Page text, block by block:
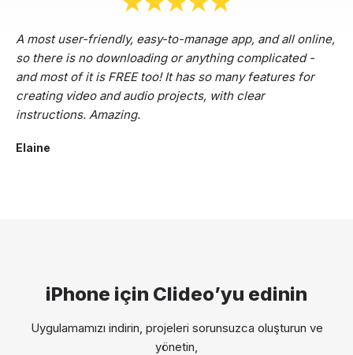
A most user-friendly, easy-to-manage app, and all online,
so there is no downloading or anything complicated -
and most of it is FREE too! It has so many features for
creating video and audio projects, with clear
instructions. Amazing.
Elaine
iPhone için Clideo’yu edinin
Uygulamamızı indirin, projeleri sorunsuzca oluşturun ve
yönetin,